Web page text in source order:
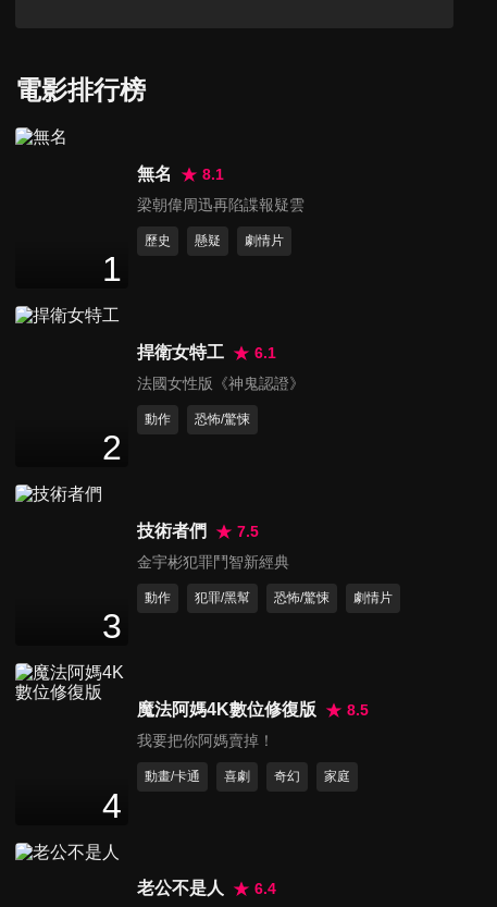
失樂森林
電影排行榜
1
無名
8.1
梁朝偉周迅再陷諜報疑雲
歷史 懸疑 劇情片
2
捍衛女特工
6.1
法國女性版《神鬼認證》
動作 恐怖/驚悚
3
技術者們
7.5
金宇彬犯罪鬥智新經典
動作 犯罪/黑幫 恐怖/驚悚 劇情片
4
魔法阿媽4K數位修復版
8.5
我要把你阿媽賣掉！
動畫/卡通 喜劇 奇幻 家庭
老公不是人
6.4